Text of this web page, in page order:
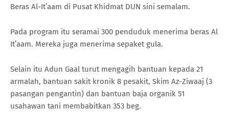
Beras Al-It’aam di Pusat Khidmat DUN sini semalam.
Pada program itu seramai 300 penduduk menerima beras Al
It’aam. Mereka juga menerima sepaket gula.
Selain itu Adun Gaal turut mengagih bantuan kepada 21
armalah, bantuan sakit kronik 8 pesakit, Skim Az-Ziwaaj (3
pasangan pengantin) dan bantuan baja organik 51
usahawan tani membabitkan 353 beg.